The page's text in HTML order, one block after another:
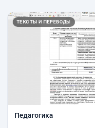
ТЕКСТЫ И ПЕРЕВОДЫ
Педагогика